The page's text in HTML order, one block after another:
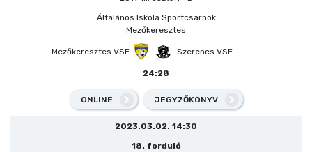
Általános Iskola Sportcsarnok
Mezőkeresztes
Mezőkeresztes VSE Szerencs VSE
24:28
ONLINE JEGYZŐKÖNYV
2023.03.02. 14:30
18. forduló